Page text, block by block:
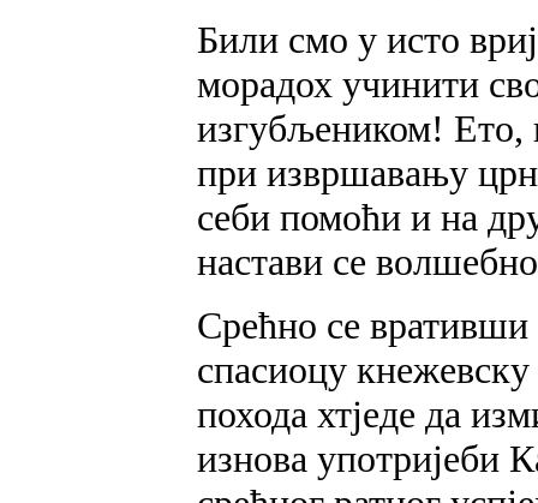
Били смо у исто
морадох учинити
изгубљеником! Ето,
при извршавању
себи помоћи и на
настави се
Срећно се вративши
спасиоцу
похода хтједе да
изнова употријеби